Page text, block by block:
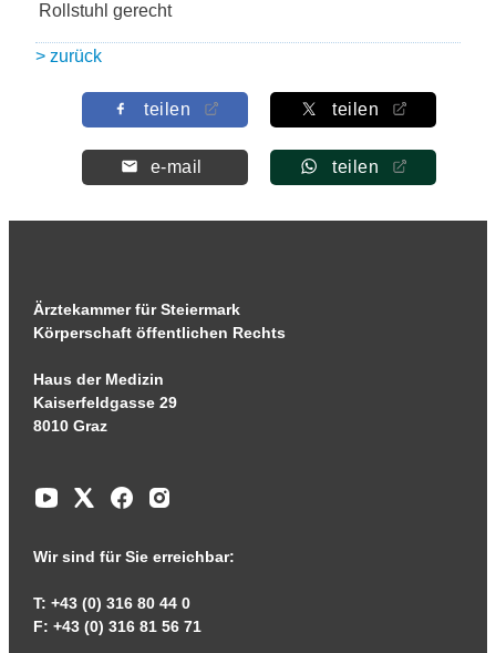
Rollstuhl gerecht
> zurück
teilen teilen
e-mail teilen
Ärztekammer für Steiermark
Körperschaft öffentlichen Rechts
Haus der Medizin
Kaiserfeldgasse 29
8010 Graz
Wir sind für Sie erreichbar:
T: +43 (0) 316 80 44 0
F: +43 (0) 316 81 56 71